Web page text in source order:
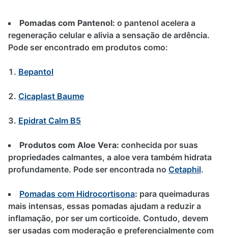
Pomadas com Pantenol: o pantenol acelera a
regeneração celular e alivia a sensação de ardência.
Pode ser encontrado em produtos como:
Bepantol
Cicaplast Baume
Epidrat Calm B5
Produtos com Aloe Vera: conhecida por suas
propriedades calmantes, a aloe vera também hidrata
profundamente. Pode ser encontrada no Cetaphil.
Pomadas com Hidrocortisona: para queimaduras
mais intensas, essas pomadas ajudam a reduzir a
inflamação, por ser um corticoide. Contudo, devem
ser usadas com moderação e preferencialmente com